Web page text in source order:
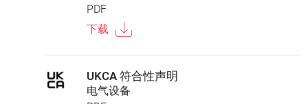
PDF
下载
UKCA 符合性声明
电气设备